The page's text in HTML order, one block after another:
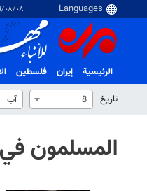
٠٨‏/٠٨‏/٢٠٢٦
الرئيسية إيران فلسطین
تاریخ
8 آب
المسلمون في